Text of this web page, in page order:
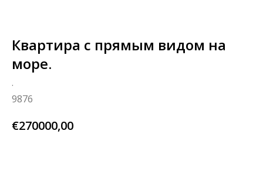
Квартира с прямым видом на
море.
.
9876
€270000,00